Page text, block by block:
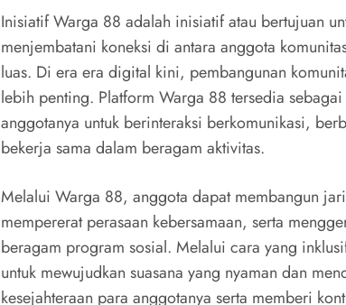
Inisiatif Warga 88 adalah inisiatif atau bertujuan
menjembatani koneksi di antara anggota
luas. Di era era digital kini, pembangunan
lebih penting. Platform Warga 88 tersedia
anggotanya untuk berinteraksi berkomunikasi,
bekerja sama dalam beragam aktivitas.
Melalui Warga 88, anggota dapat membangun
mempererat perasaan kebersamaan, serta
beragam program sosial. Melalui cara yang
untuk mewujudkan suasana yang nyaman dan
kesejahteraan para anggotanya serta memberi